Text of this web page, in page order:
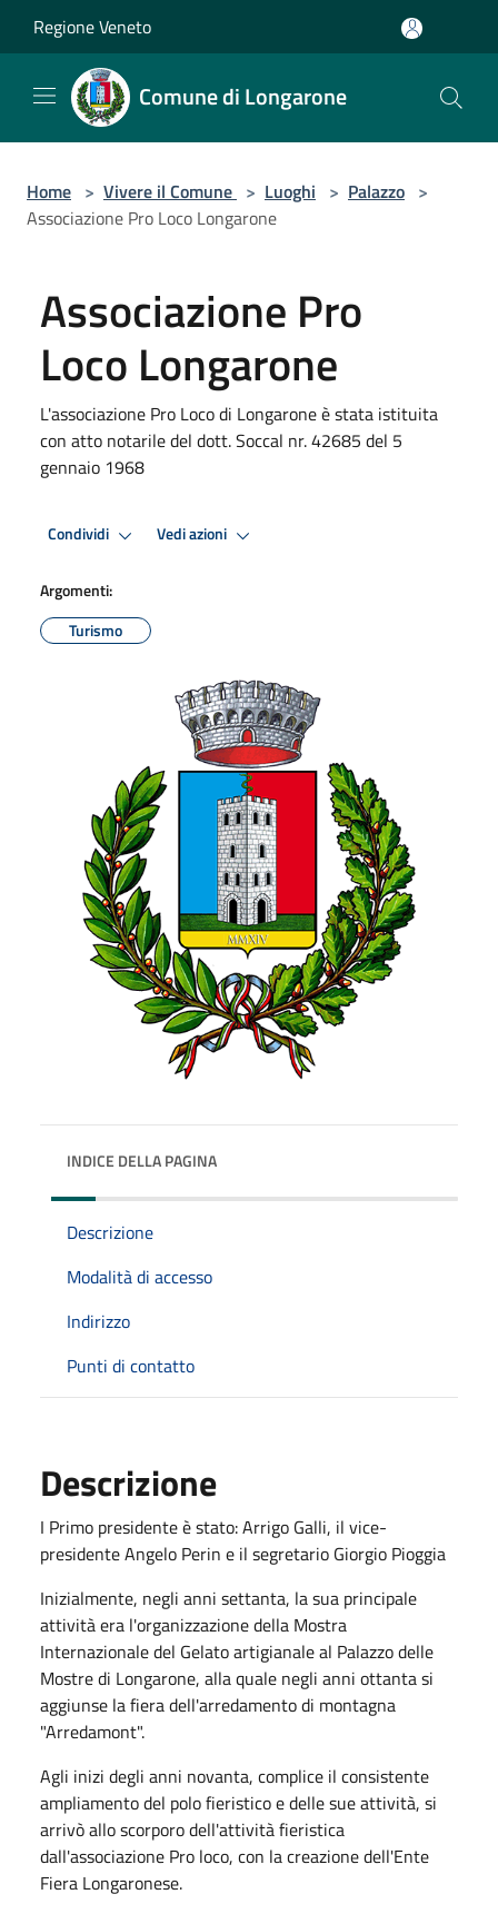
Regione Veneto
Comune di Longarone
Home > Vivere il Comune > Luoghi > Palazzo >
Associazione Pro Loco Longarone
Associazione Pro
Loco Longarone
L'associazione Pro Loco di Longarone è stata istituita
con atto notarile del dott. Soccal nr. 42685 del 5
gennaio 1968
Condividi Vedi azioni
Argomenti:
Turismo
INDICE DELLA PAGINA
Descrizione
Modalità di accesso
Indirizzo
Punti di contatto
Descrizione
I Primo presidente è stato: Arrigo Galli, il vice-
presidente Angelo Perin e il segretario Giorgio Pioggia
Inizialmente, negli anni settanta, la sua principale
attività era l'organizzazione della Mostra
Internazionale del Gelato artigianale al Palazzo delle
Mostre di Longarone, alla quale negli anni ottanta si
aggiunse la fiera dell'arredamento di montagna
"Arredamont".
Agli inizi degli anni novanta, complice il consistente
ampliamento del polo fieristico e delle sue attività, si
arrivò allo scorporo dell'attività fieristica
dall'associazione Pro loco, con la creazione dell'Ente
Fiera Longaronese.